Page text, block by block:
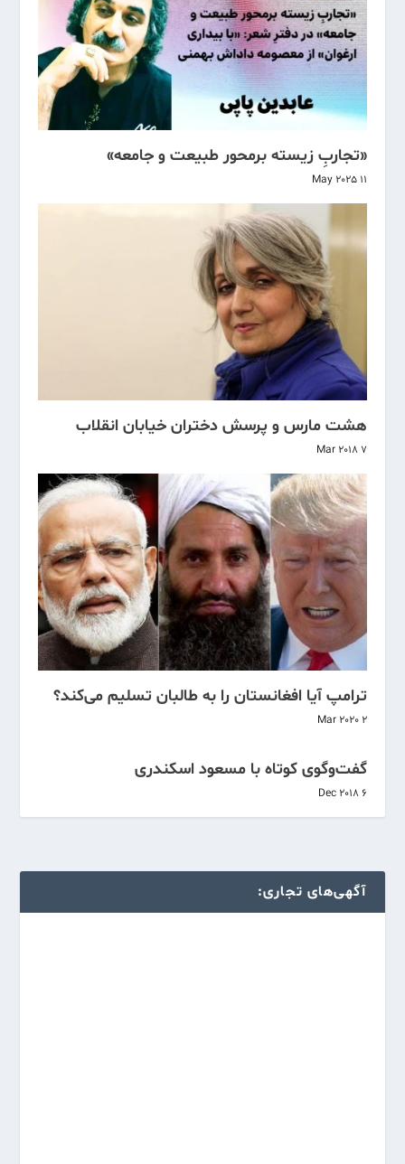
«تجاربِ زیسته برمحور طبیعت و جامعه»
11 May 2025
هشت مارس و پرسش دختران خیابان انقلاب
7 Mar 2018
ترامپ آیا افغانستان را به طالبان تسلیم می‌کند؟
2 Mar 2020
گفت‌و‌گوی کوتاه با مسعود اسکندری
6 Dec 2018
آگهی‌های تجاری: